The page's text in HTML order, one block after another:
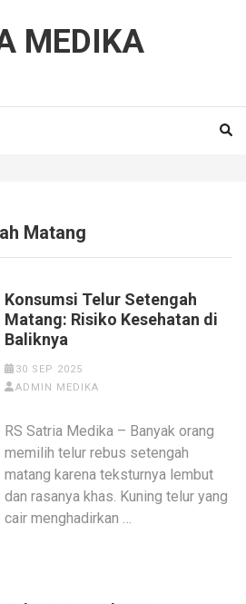
MEDIKA
Matang
Konsumsi Telur Setengah
Matang: Risiko Kesehatan di
Baliknya
30 SEP 2025
ADMIN MEDIKA
RS Satria Medika – Banyak orang
memilih telur rebus setengah
matang karena teksturnya lembut
dan rasanya khas. Kuning telur yang
cair menghadirkan …